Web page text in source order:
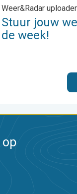
Weer&Radar uploader
Stuur jouw
de week!
op